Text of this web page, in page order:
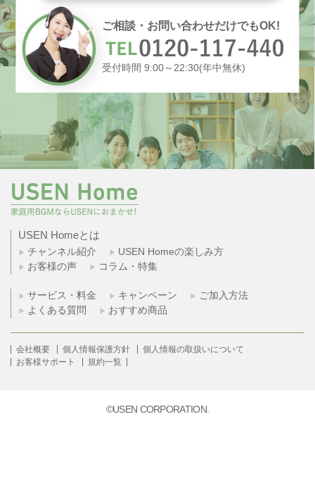
ご相談・お問い合わせだけでもOK!
受付時間 9:00～22:30(年中無休)
USEN Homeとは
チャンネル紹介
USEN Homeの楽しみ方
お客様の声
コラム・特集
サービス・料金 キャンペーン
ご加入方法
よくある質問
おすすめ商品
会社概要 個人情報保護方針
個人情報の取扱いについて
お客様サポート
規約一覧
©USEN CORPORATION.